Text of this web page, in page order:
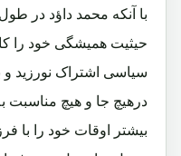
با آنکه محمد داؤد در
حیثیت همیشگی خود را
سیاسی اشتراک نورزید و
درهیچ جا و هیچ مناسبت
بیشتر اوقات خود را با